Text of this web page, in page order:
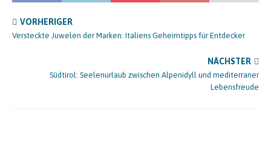
VORHERIGER
Versteckte Juwelen der Marken: Italiens Geheimtipps für Entdecker
NÄCHSTER
Südtirol: Seelenurlaub zwischen Alpenidyll und mediterraner
Lebensfreude